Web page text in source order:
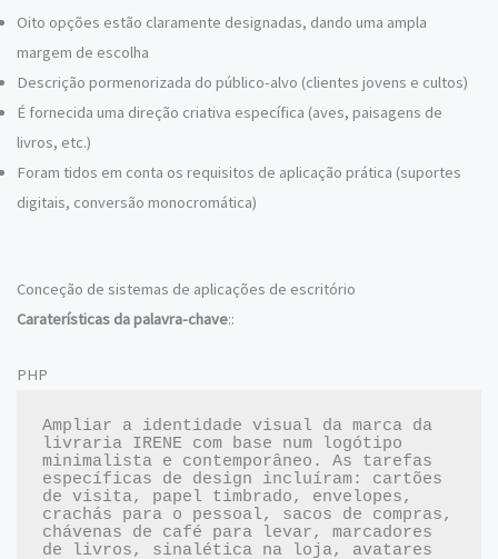
Oito opções estão claramente designadas, dando uma ampla
margem de escolha
Descrição pormenorizada do público-alvo (clientes jovens e cultos)
É fornecida uma direção criativa específica (aves, paisagens de
livros, etc.)
Foram tidos em conta os requisitos de aplicação prática (suportes
digitais, conversão monocromática)
Conceção de sistemas de aplicações de escritório
Caraterísticas da palavra-chave::
PHP
Ampliar a identidade visual da marca da
livraria IRENE com base num logótipo
minimalista e contemporâneo. As tarefas
específicas de design incluíram: cartões
de visita, papel timbrado, envelopes,
crachás para o pessoal, sacos de compras,
chávenas de café para levar, marcadores
de livros, sinalética na loja, avatares